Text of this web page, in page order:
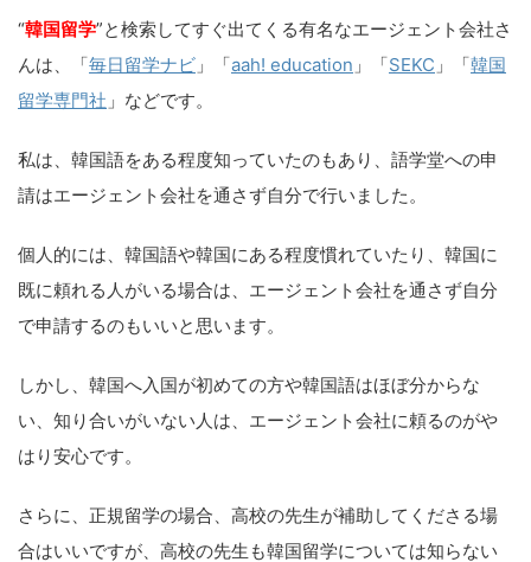
“韓国留学”と検索してすぐ出てくる有名なエージェント会社さ
んは、「毎日留学ナビ 」「aah! education 」「SEKC 」「韓国
留学専門社 」などです。
私は、韓国語をある程度知っていたのもあり、語学堂への申
請はエージェント会社を通さず自分で行いました。
個人的には、韓国語や韓国にある程度慣れていたり、韓国に
既に頼れる人がいる場合は、エージェント会社を通さず自分
で申請するのもいいと思います。
しかし、韓国へ入国が初めての方や韓国語はほぼ分からな
い、知り合いがいない人は、エージェント会社に頼るのがや
はり安心です。
さらに、正規留学の場合、高校の先生が補助してくださる場
合はいいですが、高校の先生も韓国留学については知らない